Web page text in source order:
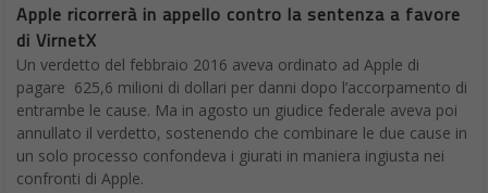
Apple ricorrerà in appello contro la sentenza a favore
di VirnetX
Un verdetto del febbraio 2016 aveva ordinato ad Apple di
pagare 625,6 milioni di dollari per danni dopo l’accorpamento di
entrambe le cause. Ma in agosto un giudice federale aveva poi
annullato il verdetto, sostenendo che combinare le due cause in
un solo processo confondeva i giurati in maniera ingiusta nei
confronti di Apple.